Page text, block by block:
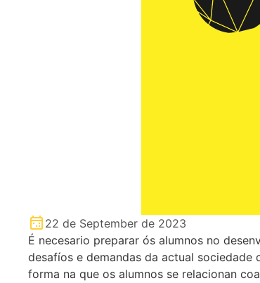
22 de September de 2023
É necesario preparar ós alumnos no
desafíos e demandas da actual
forma na que os alumnos se relacionan